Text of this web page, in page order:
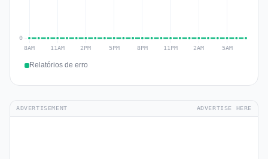
Relatórios de erro
ADVERTISEMENT ADVERTISE HERE